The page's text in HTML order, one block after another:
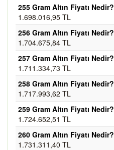
255 Gram Altın Fiyatı Nedir?
1.698.016,95 TL
256 Gram Altın Fiyatı Nedir?
1.704.675,84 TL
257 Gram Altın Fiyatı Nedir?
1.711.334,73 TL
258 Gram Altın Fiyatı Nedir?
1.717.993,62 TL
259 Gram Altın Fiyatı Nedir?
1.724.652,51 TL
260 Gram Altın Fiyatı Nedir?
1.731.311,40 TL